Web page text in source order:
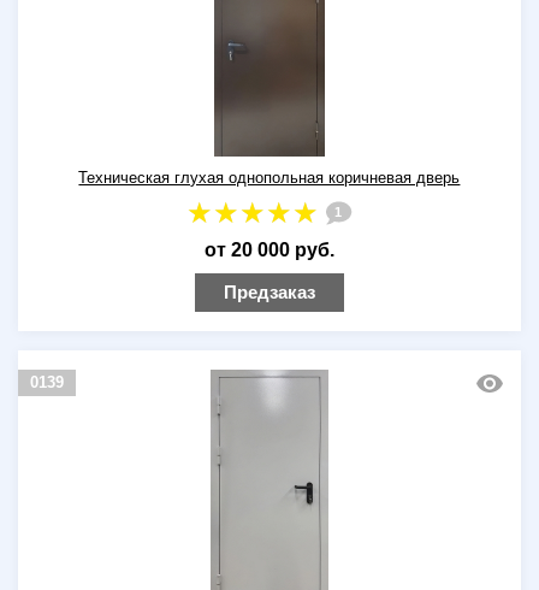
Техническая глухая однопольная коричневая дверь
1
от 20 000 руб.
Предзаказ
0139